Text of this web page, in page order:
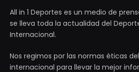
All in 1 Deportes es un medio de
se lleva toda la actualidad del
Internacional.
Nos regimos por las normas éticas
internacional para llevar la mejor